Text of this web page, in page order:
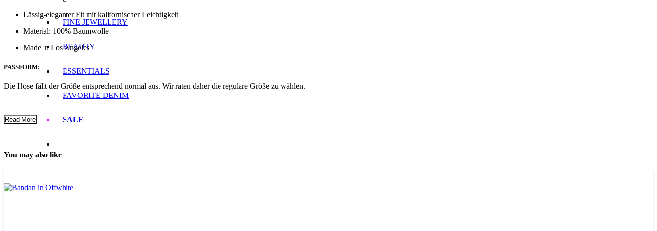
FINE JEWELLERY
BEAUTY
ESSENTIALS
FAVORITE DENIM
SALE
Lässig-eleganter Fit mit kalifornischer Leichtigkeit
Material: 100% Baumwolle
Made in Los Angeles
PASSFORM:
Die Hose fällt der Größe entsprechend normal aus. Wir raten daher die reguläre Größe zu wählen.
Read More
You may also like